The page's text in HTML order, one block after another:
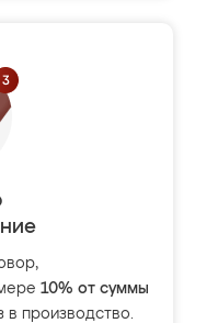
10% от суммы
в производство.